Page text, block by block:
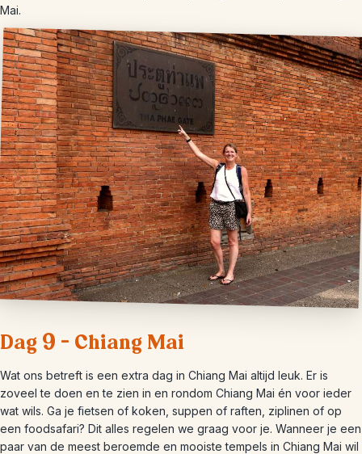
Mai.
Dag 9 – Chiang Mai
Wat ons betreft is een extra dag in Chiang Mai altijd leuk. Er is
zoveel te doen en te zien in en rondom Chiang Mai én voor ieder
wat wils. Ga je fietsen of koken, suppen of raften, ziplinen of op
een foodsafari? Dit alles regelen we graag voor je. Wanneer je een
paar van de meest beroemde en mooiste tempels in Chiang Mai wil